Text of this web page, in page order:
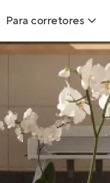
Para corretores
Leads para
Corretor+
Parcerias
Hub de